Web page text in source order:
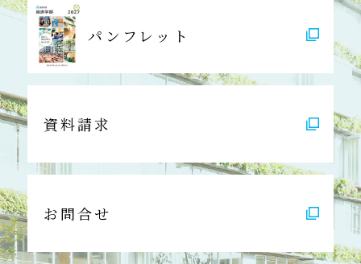
パンフレット
資料請求
お問合せ